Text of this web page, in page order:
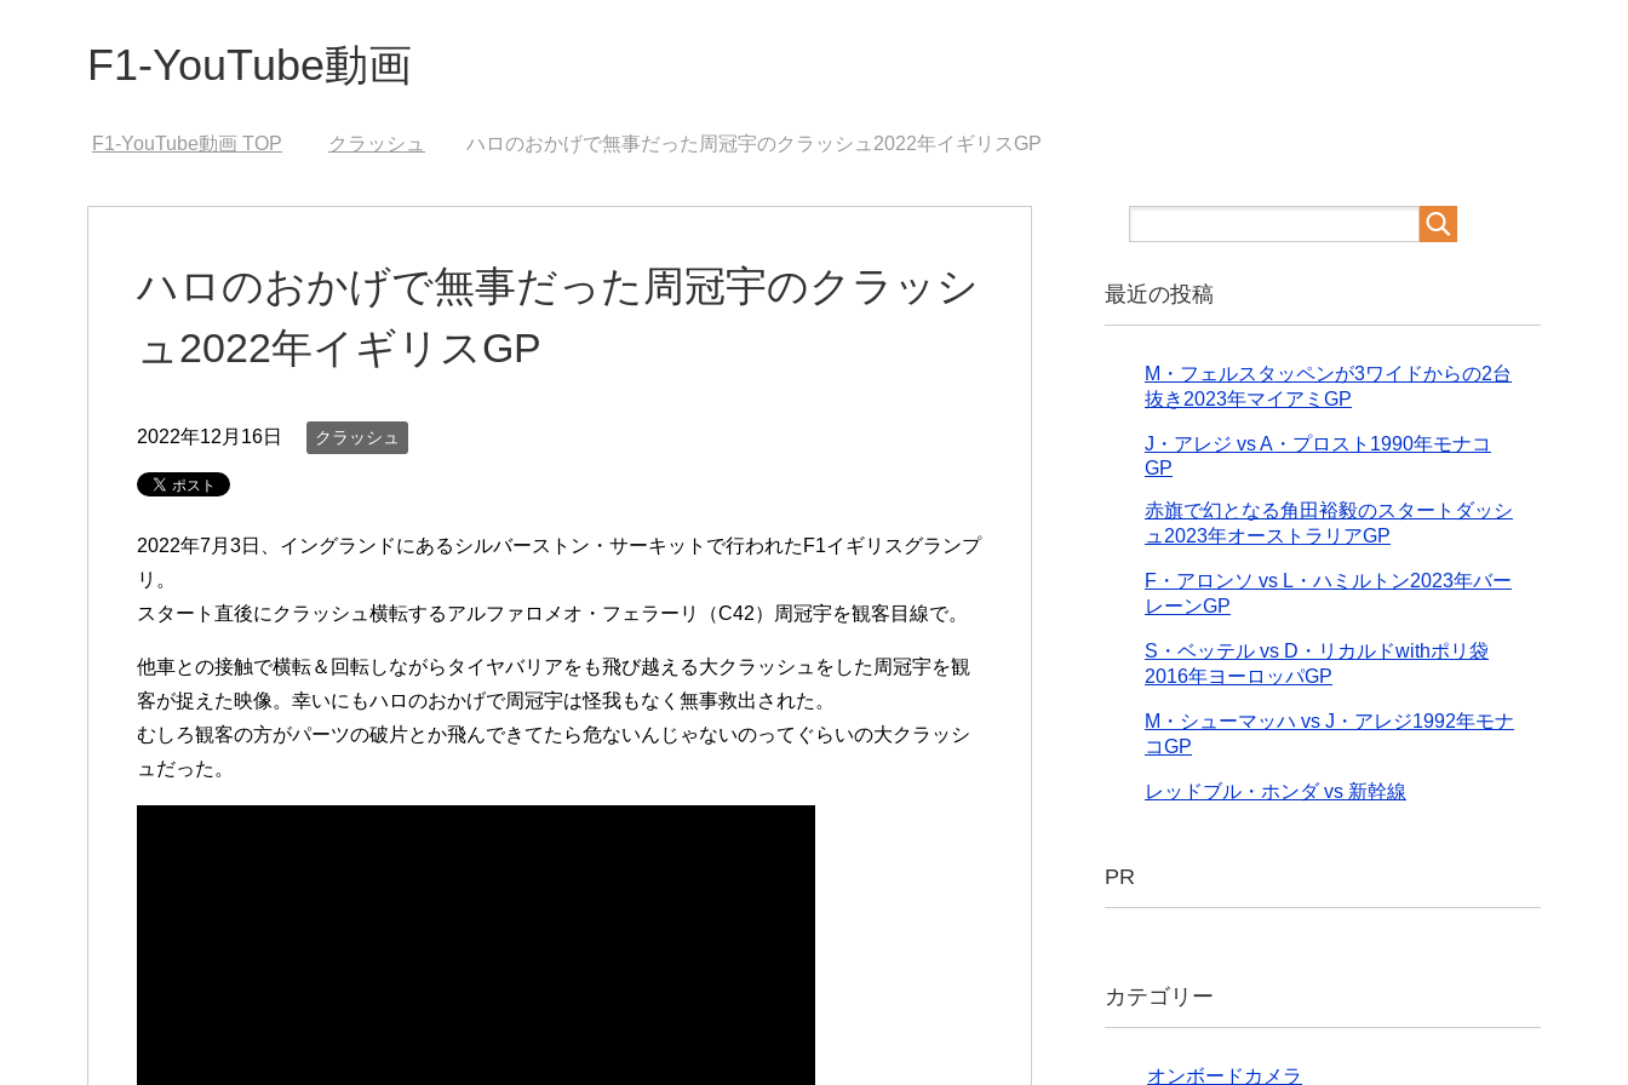
F1-YouTube動画
F1-YouTube動画 TOP クラッシュ ハロのおかげで無事だった周冠宇のクラッシュ2022年イギリスGP
ハロのおかげで無事だった周冠宇のクラッシ
ュ2022年イギリスGP
2022年12月16日 クラッシュ
2022年7月3日、イングランドにあるシルバーストン・サーキットで行われたF1イギリスグランプ
リ。
スタート直後にクラッシュ横転するアルファロメオ・フェラーリ（C42）周冠宇を観客目線で。
他車との接触で横転＆回転しながらタイヤバリアをも飛び越える大クラッシュをした周冠宇を観
客が捉えた映像。幸いにもハロのおかげで周冠宇は怪我もなく無事救出された。
むしろ観客の方がパーツの破片とか飛んできてたら危ないんじゃないのってぐらいの大クラッシ
ュだった。
最近の投稿
M・フェルスタッペンが3ワイドからの2台
抜き2023年マイアミGP
J・アレジ vs A・プロスト1990年モナコ
GP
赤旗で幻となる角田裕毅のスタートダッシ
ュ2023年オーストラリアGP
F・アロンソ vs L・ハミルトン2023年バー
レーンGP
S・ベッテル vs D・リカルドwithポリ袋
2016年ヨーロッパGP
M・シューマッハ vs J・アレジ1992年モナ
コGP
レッドブル・ホンダ vs 新幹線
PR
カテゴリー
オンボードカメラ